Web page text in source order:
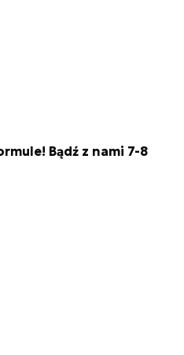
Bądź z nami 7-8